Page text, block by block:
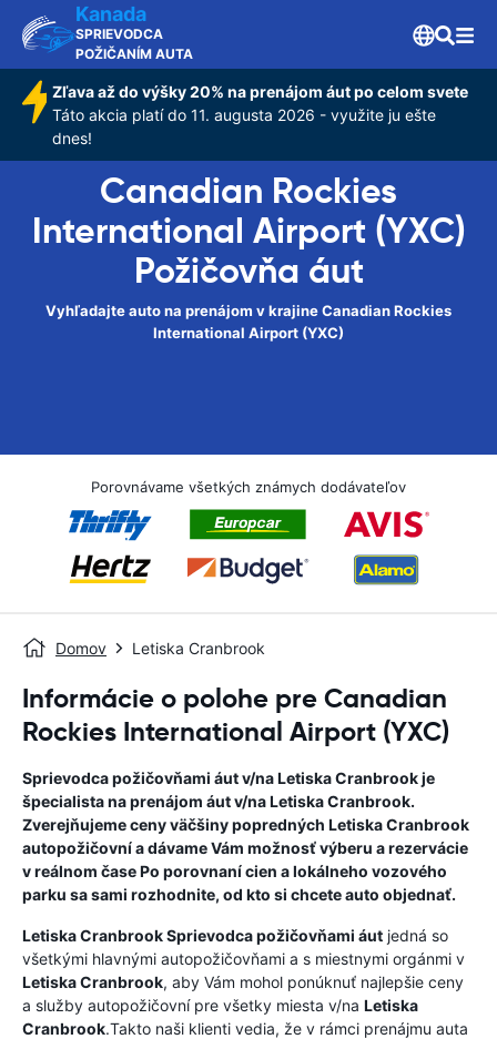
Kanada
SPRIEVODCA
POŽIČANÍM AUTA
Zľava až do výšky 20% na prenájom áut po celom svete
Táto akcia platí do 11. augusta 2026 - využite ju ešte
dnes!
Canadian Rockies
International Airport (YXC)
Požičovňa áut
Vyhľadajte auto na prenájom v krajine Canadian Rockies
International Airport (YXC)
Porovnávame všetkých známych dodávateľov
Domov Letiska Cranbrook
Informácie o polohe pre Canadian
Rockies International Airport (YXC)
Sprievodca požičovňami áut v/naLetiska Cranbrookje
špecialista na prenájom áut v/naLetiska Cranbrook.
Zverejňujeme ceny väčšiny popredných Letiska Cranbrook
autopožičovní a dávame Vám možnosť výberu a rezervácie
v reálnom čase Po porovnaní cien a lokálneho vozového
parku sa sami rozhodnite, od kto si chcete auto objednať.
Letiska CranbrookSprievodca požičovňami áut jedná so
všetkými hlavnými autopožičovňami a s miestnymi orgánmi v
Letiska Cranbrook, aby Vám mohol ponúknuť najlepšie ceny
a služby autopožičovní pre všetky miesta v/na Letiska
Cranbrook.Takto naši klienti vedia, že v rámci prenájmu auta